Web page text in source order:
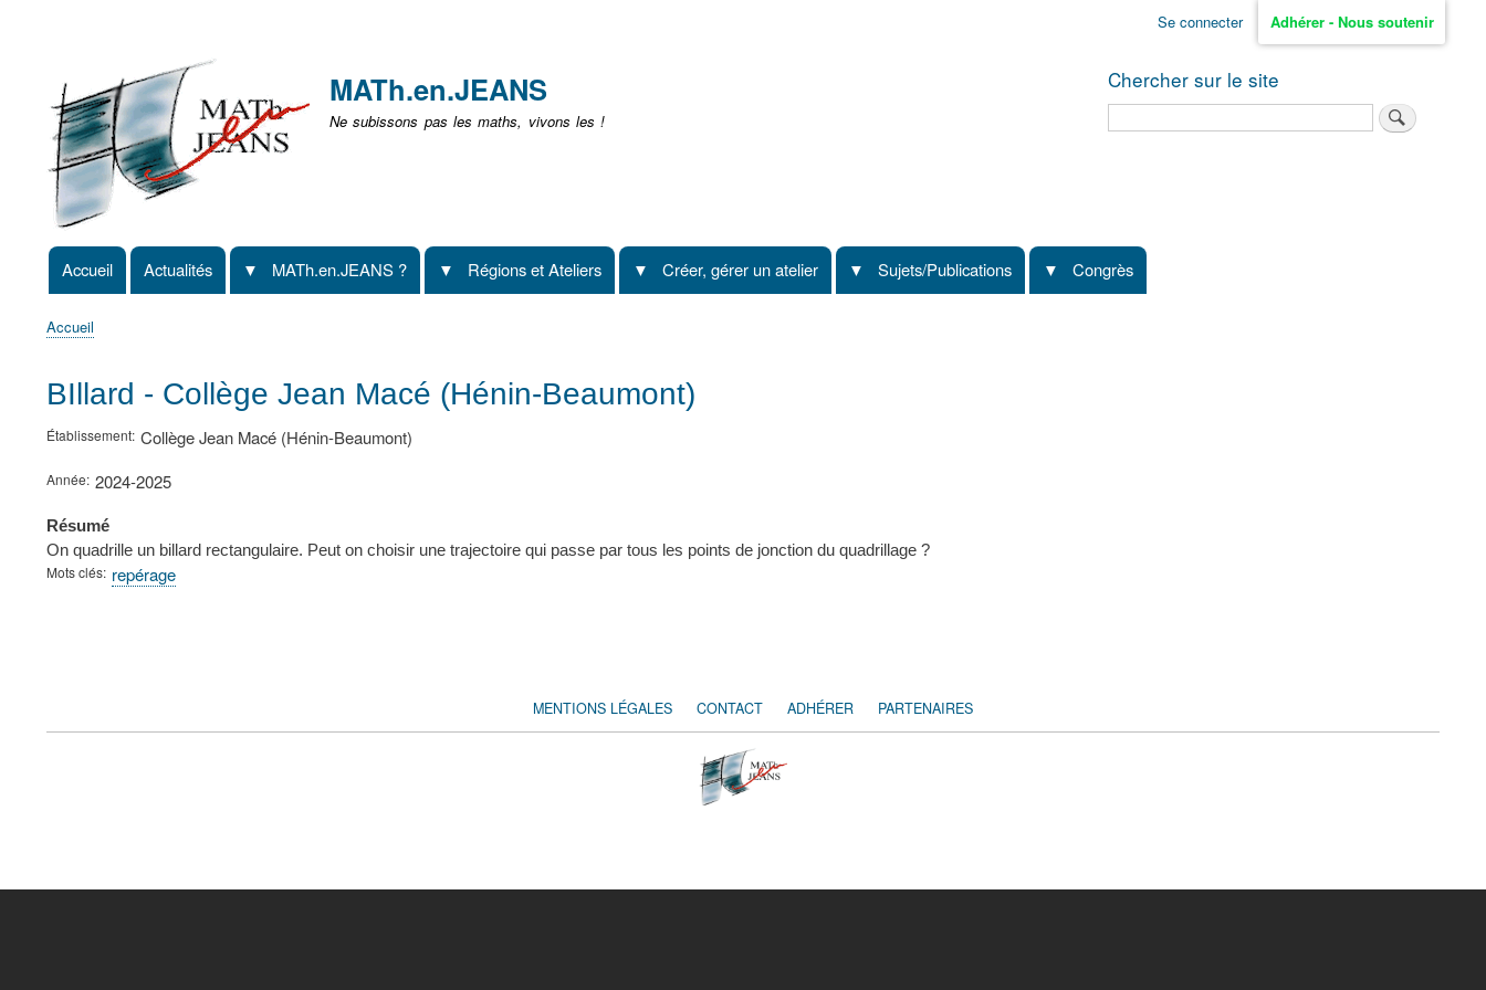
non
identifié
Se connecter Adhérer - Nous soutenir
MATh.en.JEANS
Ne subissons pas les maths, vivons les !
Chercher sur le site
Navigation
principale
Accueil Actualités MATh.en.JEANS ? Régions et Ateliers Créer, gérer un atelier Sujets/Publications Congrès
d'Ariane
Accueil
BIllard - Collège Jean Macé (Hénin-Beaumont)
Établissement Collège Jean Macé (Hénin-Beaumont)
Année 2024-2025
Résumé
On quadrille un billard rectangulaire. Peut on choisir une trajectoire qui passe par tous les points de jonction du quadrillage ?
Mots clés repérage
FOOTER
MENTIONS LÉGALES CONTACT ADHÉRER PARTENAIRES